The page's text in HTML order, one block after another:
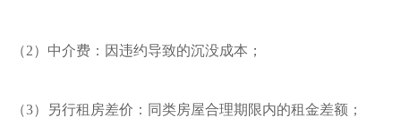
（2）中介费：因违约导致的沉没成本；
（3）另行租房差价：同类房屋合理期限内的租金差额；